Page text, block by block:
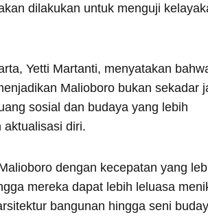
dilakukan untuk menguji
Yetti Martanti, menyatakan
Malioboro bukan sekadar
sosial dan budaya yang lebih
aktualisasi diri.
dengan kecepatan yang
mereka dapat lebih leluasa
bangunan hingga seni